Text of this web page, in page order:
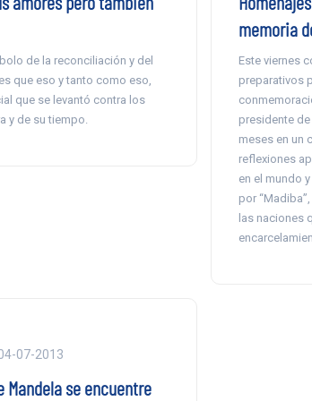
de la reconciliación y del
que eso y tanto como eso,
que se levantó contra los
y de su tiempo.
memoria
Este viernes
preparativos
presidente
meses en un
reflexiones
en el mundo
por
las naciones
07-2013
Mandela se encuentre